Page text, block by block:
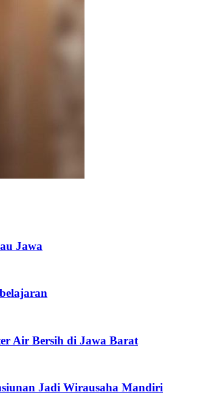
Jawa
Air Bersih di Jawa Barat
Jadi Wirausaha Mandiri